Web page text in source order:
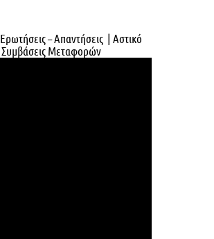
– Απαντήσεις | Αστικό
Συμβάσεις Μεταφορών